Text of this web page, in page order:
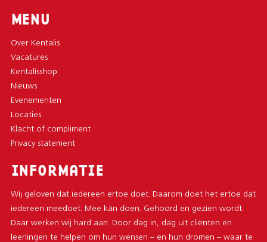
MENU
Over Kentalis
Vacatures
Kentalisshop
Nieuws
Evenementen
Locaties
Klacht of compliment
Privacy statement
INFORMATIE
Wij geloven dat iedereen ertoe doet. Daarom doet het ertoe dat
iedereen meedoet. Mee kán doen. Gehoord en gezien wordt.
Daar werken wij hard aan. Door dag in, dag uit cliënten en
leerlingen te helpen om hun wensen – en hun dromen – waar te